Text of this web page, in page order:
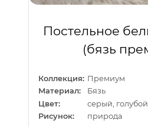
Постельное
(бязь
Коллекция: Премиум
Материал:
Бязь
Цвет:
серый, голубой
Рисунок:
природа